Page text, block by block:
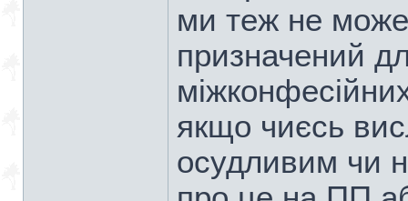
ми теж не
призначений
якщо чиєсь
осудливим чи